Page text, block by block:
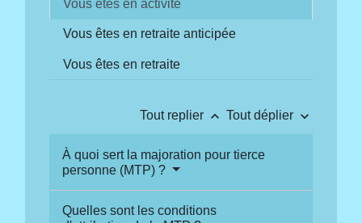
Vous êtes en activité
Vous êtes en retraite anticipée
Vous êtes en retraite
Tout replier keyboard_arrow_up Tout déplier keyboard_arrow_down
À quoi sert la majoration pour tierce
personne (MTP) ?
Quelles sont les conditions